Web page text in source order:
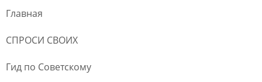
Главная
СПРОСИ СВОИХ
Гид по Советскому